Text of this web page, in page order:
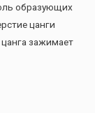
образующих
цанги
цанга зажимает